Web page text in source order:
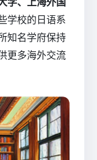
学校的日语系
知名学府保持
更多海外交流